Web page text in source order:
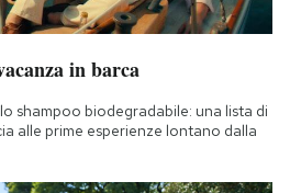
in barca
shampoo biodegradabile: una lista di
alle prime esperienze lontano dalla